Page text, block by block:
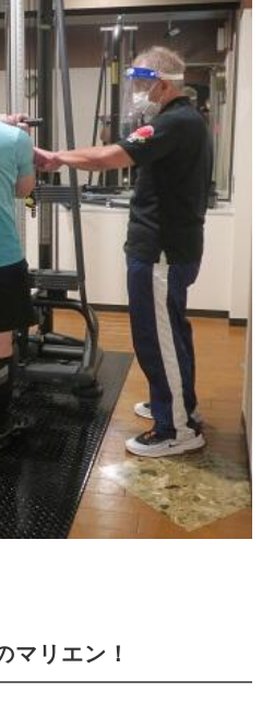
マリエン！